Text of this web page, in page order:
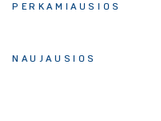
PERKAMIAUSIOS
NAUJAUSIOS